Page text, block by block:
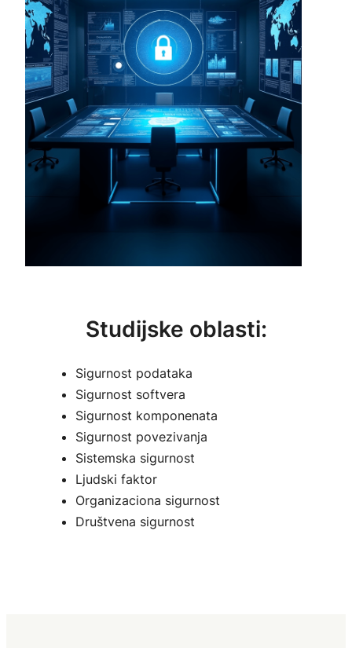
Studijske oblasti:
Sigurnost podataka
Sigurnost softvera
Sigurnost komponenata
Sigurnost povezivanja
Sistemska sigurnost
Ljudski faktor
Organizaciona sigurnost
Društvena sigurnost